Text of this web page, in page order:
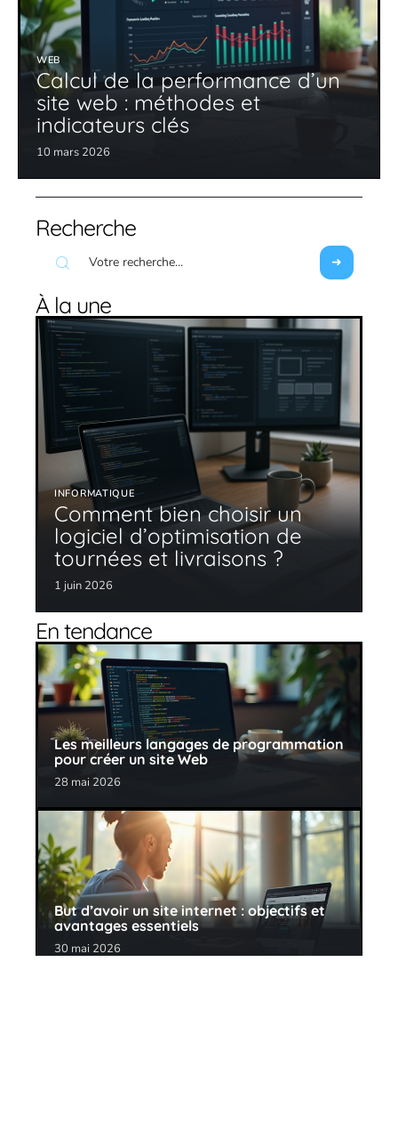
WEB
Calcul de la performance d’un
site web : méthodes et
indicateurs clés
10 mars 2026
Recherche
À la une
INFORMATIQUE
Comment bien choisir un
logiciel d’optimisation de
tournées et livraisons ?
1 juin 2026
En tendance
Les meilleurs langages de programmation
pour créer un site Web
28 mai 2026
But d’avoir un site internet : objectifs et
avantages essentiels
30 mai 2026